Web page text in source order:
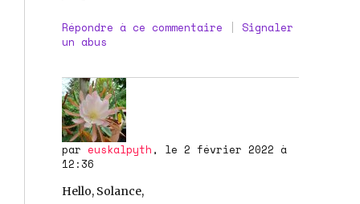
Répondre à ce commentaire | Signaler
un abus
par euskalpyth , le 2 février 2022 à
12:36
Hello, Solance,